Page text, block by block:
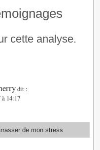
cette analyse.
dit :
à 14:17
de mon stress